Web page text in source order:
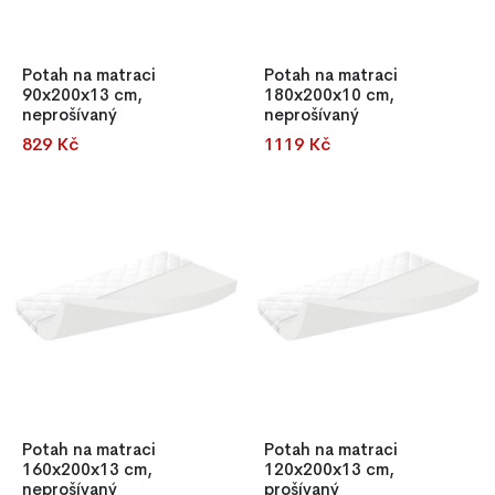
Potah na matraci
90x200x13 cm,
neprošívaný
Kvalitní potah na matraci z
gramáží. Splňuje standard
OEKO-TEX® 100.
829 Kč
Potah na matraci
180x200x10 cm,
neprošívaný
Potah na matraci z kvalitního
1119 Kč
Potah na matraci
160x200x13 cm,
neprošívaný
Potah na matraci
120x200x13 cm,
prošívaný